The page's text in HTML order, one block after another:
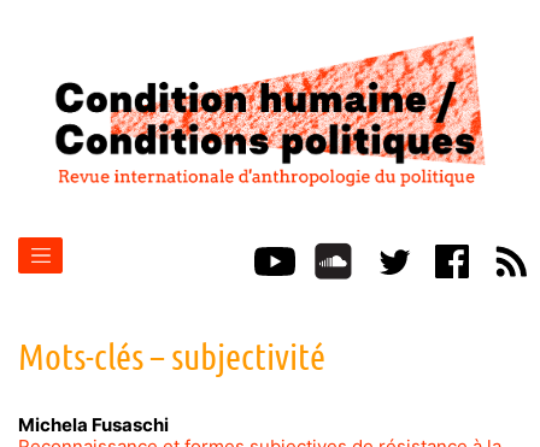
Mots-clés – subjectivité
Michela Fusaschi